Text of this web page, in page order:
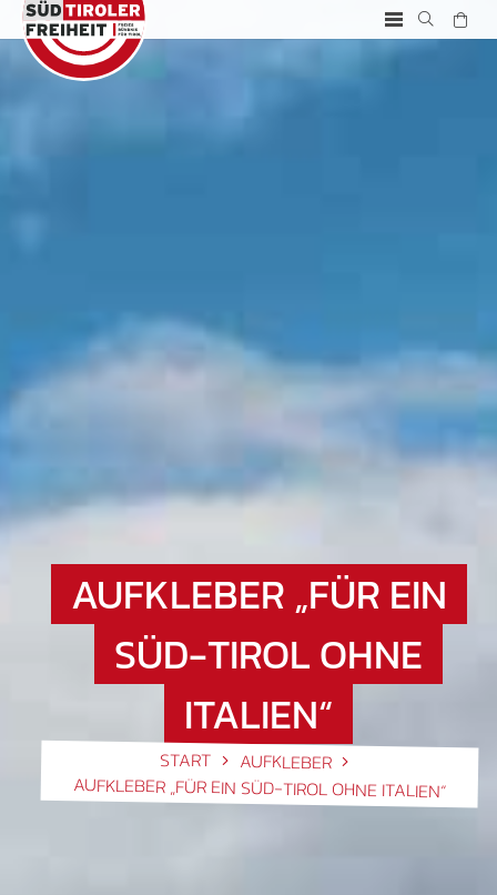
AUFKLEBER „FÜR EIN
SÜD-TIROL OHNE
ITALIEN“
START AUFKLEBER
AUFKLEBER „FÜR EIN SÜD-TIROL OHNE ITALIEN“